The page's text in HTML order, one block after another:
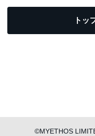
トッ
©MYETHOS